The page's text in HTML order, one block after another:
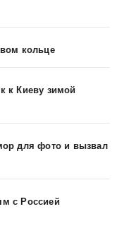
кольце
к Киеву зимой
для фото и вызвал
с Россией